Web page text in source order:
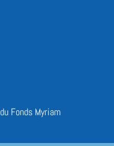
Fonds Myriam